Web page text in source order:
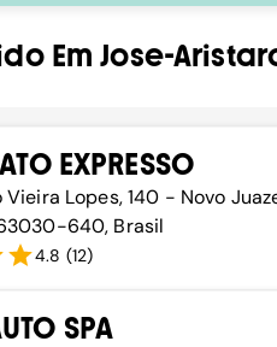
EmJose-
EXPRESSO
Vieira Lopes, 140 - Novo
640, Brasil
4.8 (12)
SPA